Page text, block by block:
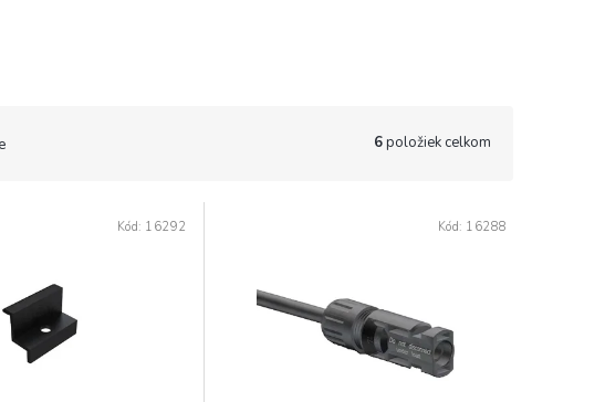
6položiek celkom
Kód: 16292 Kód: 16288